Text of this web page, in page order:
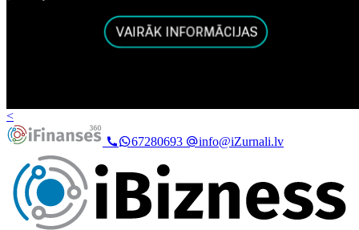
<
67280693
info@iZurnali.lv